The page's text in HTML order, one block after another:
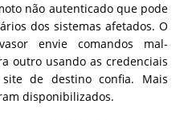
não autenticado que pode
dos sistemas afetados. O
envie comandos mal-
outro usando as credenciais
de destino confia. Mais
disponibilizados.